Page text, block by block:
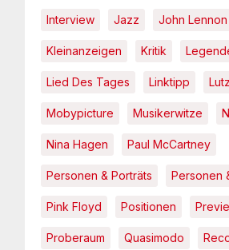
Interview Jazz John Lennon
Kleinanzeigen Kritik
Lied Des Tages Linktipp
Mobypicture Musikerwitze
Nina Hagen Paul McCartney
Personen & Porträts Personen
Pink Floyd Positionen
Proberaum Quasimodo